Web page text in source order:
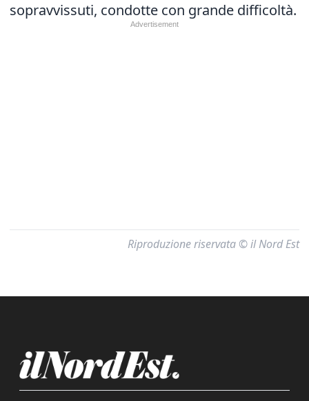
sopravvissuti, condotte con grande difficoltà.
Riproduzione riservata © il Nord Est